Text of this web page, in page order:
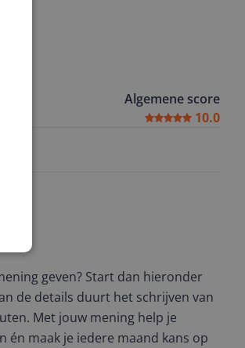
Algemene score
10.0
geven? Start dan hieronder
de details duurt het schrijven van
Met jouw mening help je
én maak je iedere maand kans op